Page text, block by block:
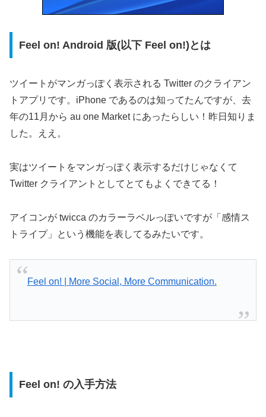
Feel on! Android 版(以下 Feel on!)とは
ツイートがマンガっぽく表示される Twitter のクライアン
トアプリです。iPhone であるのは知ってたんですが、去
年の11月から au one Market にあったらしい！昨日知りま
した。ええ。
実はツイートをマンガっぽく表示するだけじゃなくて
Twitter クライアントとしてとてもよくできてる！
アイコンが twicca のカラーラベルっぽいですが「感情ス
トライプ」という機能を表してるみたいです。
Feel on! | More Social, More Communication.
Feel on! の入手方法